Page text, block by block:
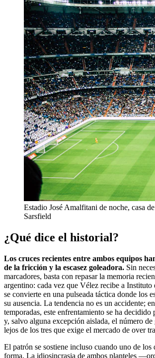
Estadio José Amalfitani de noche, casa
Sarsfield
¿Qué dice el historial?
Los cruces recientes entre ambos equipos
de la fricción y la escasez goleadora. Sin
marcadores, basta con repasar la memoria
argentino: cada vez que Vélez recibe a
se convierte en una pulseada táctica donde los
su ausencia. La tendencia no es un accidente;
temporadas, este enfrentamiento se ha
y, salvo alguna excepción aislada, el número de
lejos de los tres que exige el mercado de over
El patrón se sostiene incluso cuando uno de los
forma. La idiosincrasia de ambos planteles